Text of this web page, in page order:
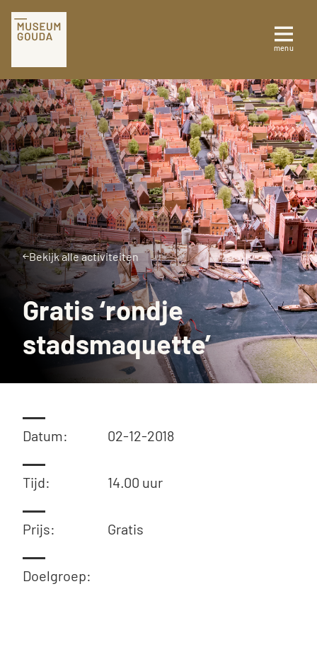
menu
Tickets
Sluiten
Plan je bezoek
Te zien en te doen
Collectie
Over Museum Gouda
Bekijk alle activiteiten
Gratis ‘rondje
stadsmaquette’
Datum: 02-12-2018
Tijd: 14.00 uur
Prijs: Gratis
Doelgroep: